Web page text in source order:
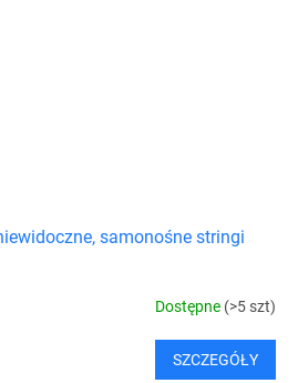
samonośne stringi
Dostępne (>5 szt)
SZCZEGÓŁY